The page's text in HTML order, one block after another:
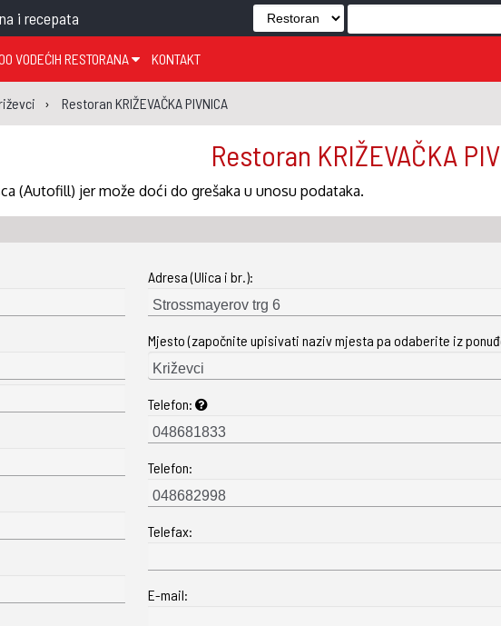
i recepata
ZAGORSKA ŽUPANIJA
MOSLAVAČKA ŽUPANIJA
BILOGORSKA ŽUPANIJA
SENJSKA ŽUPANIJA
KNINSKA ŽUPANIJA
SPLITSKO-DALMATINSKA ŽUPANIJA
NERETVANSKA ŽUPANIJA
ZANIMLJIVOSTI
GASTRO REGIJE
VODEĆIH RESTORANA
GLASANJE KNJIGE
KONTAKT
Restoran KRIŽEVAČKA PIVNICA
Restoran KRIŽEVAČKA
(Autofill) jer može doći do grešaka u unosu podataka.
Adresa (Ulica i br.):
Mjesto (započnite upisivati naziv mjesta pa odaberite iz
Telefon:
Telefon:
Telefax:
E-mail: